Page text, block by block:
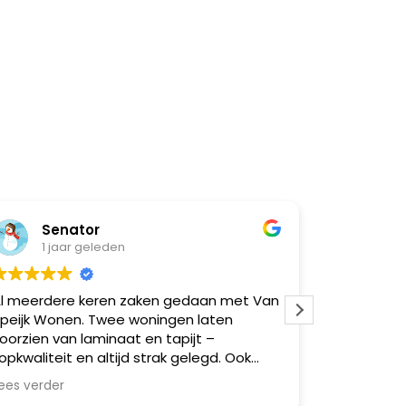
jaar geleden
keren zaken gedaan met Van
Twee woningen laten
van laminaat en tapijt –
en altijd strak gelegd. Ook
vrienden via mij geholpen,
zeer tevreden. Betrouwbaar,
Super goed
moeilijk